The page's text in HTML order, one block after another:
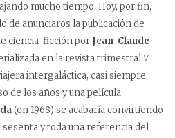
mucho tiempo. Hoy, por fin,
de anunciaros la publicación de
ciencia-ficción por Jean-Claude
en la revista trimestralV
intergaláctica, casi siempre
de los años y una película
(en 1968) se acabaría convirtiendo
y toda una referencia del